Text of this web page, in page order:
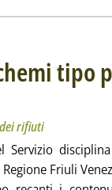
tipo
Relative alle attività di
mercoledì 11 dicembre
rifiuti
Servizio
Friuli